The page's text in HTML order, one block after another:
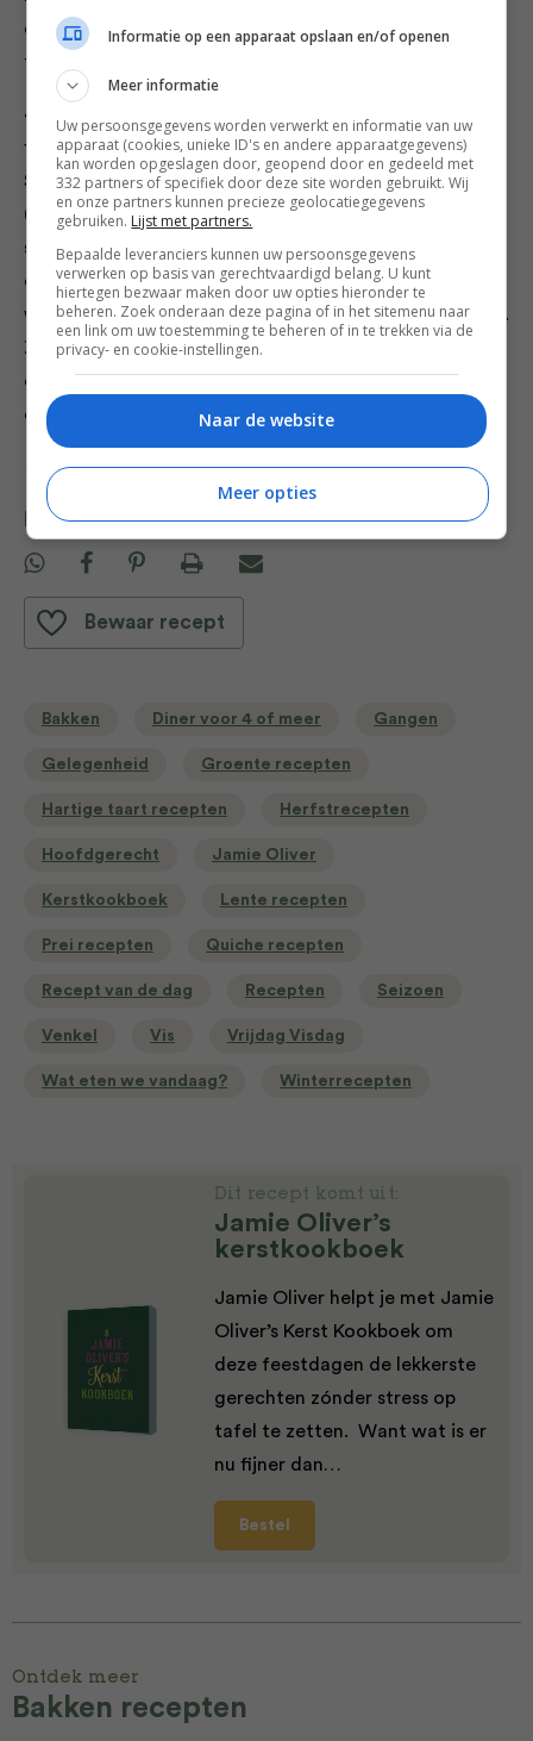
cayennepeper en voeg zo nodig nog een scheutje melk
toe.
4. Snijd de steeltjes van de groenten, hak de blaadjes
fijn en strooi ze in een ovenschaal van 30 bij 35 cm.
Snijd de vis in stukjes en de garnalen doormidden
(verwijder eventueel de darmkanalen), strooi ze in de
schaal en verdeel er het kreeftvlees over. Giet de saus
over de vis, schep er een laag puree op, sprenkel er
wat olie over en prik er (eventueel) de kreeftscharen in.
Zet de schaal 1 uur op 180 °C/gasovenstand 4 in de
oven of tot de vis gaar is en er een goudbruin korstje
op zit.
Credits fotografie: David Loftus
Deel dit recept
Bewaar recept
Bakken Diner voor 4 of meer Gangen
Gelegenheid Groente recepten
Hartige taart recepten Herfstrecepten
Hoofdgerecht Jamie Oliver
Kerstkookboek Lente recepten
Prei recepten Quiche recepten
Recept van de dag Recepten Seizoen
Venkel Vis Vrijdag Visdag
Wat eten we vandaag? Winterrecepten
Dit recept komt uit:
Jamie Oliver’s
kerstkookboek
Jamie Oliver helpt je met Jamie
Oliver’s Kerst Kookboek om
deze feestdagen de lekkerste
gerechten zónder stress op
tafel te zetten. Want wat is er
nu fijner dan…
Bestel
Ontdek meer
Bakken recepten
Informatie op een apparaat opslaan en/of openen
Meer informatie
Uw persoonsgegevens worden verwerkt en informatie van uw
apparaat (cookies, unieke ID's en andere apparaatgegevens)
kan worden opgeslagen door, geopend door en gedeeld met
332 partners of specifiek door deze site worden gebruikt. Wij
en onze partners kunnen precieze geolocatiegegevens
gebruiken. Lijst met partners.
Bepaalde leveranciers kunnen uw persoonsgegevens
verwerken op basis van gerechtvaardigd belang. U kunt
hiertegen bezwaar maken door uw opties hieronder te
beheren. Zoek onderaan deze pagina of in het sitemenu naar
een link om uw toestemming te beheren of in te trekken via de
privacy- en cookie-instellingen.
Naar de website
Meer opties